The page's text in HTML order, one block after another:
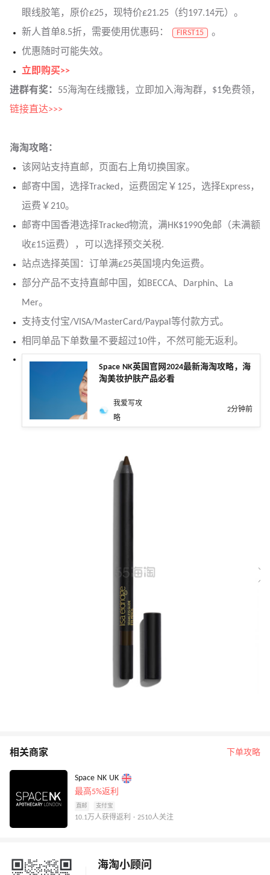
眼线胶笔，原价£25，现特价£21.25（约197.14元）。
新人首单8.5折，需要使用优惠码：
FIRST15
。
优惠随时可能失效。
立即购买>>
进群有奖： 55海淘在线撒钱，立即加入海淘群，$1免费领，
链接直达>>>
海淘攻略：
该网站支持直邮，页面右上角切换国家。
邮寄中国，选择Tracked，运费固定￥125，选择Express，
运费￥210。
邮寄中国香港选择Tracked物流，满HK$1990免邮（未满额
收£15运费），可以选择预交关税.
站点选择英国：订单满£25英国境内免运费。
部分产品不支持直邮中国，如BECCA、Darphin、La
Mer。
支持支付宝/VISA/MasterCard/Paypal等付款方式。
相同单品下单数量不要超过10件，不然可能无返利。
Space NK英国官网2024最新海淘攻略，海
淘美妆护肤产品必看
我爱写攻
略
2分钟前
相关商家 下单攻略
Space NK UK
最高5%返利
直邮 支付宝
10.1万人获得返利 · 2510人关注
海淘小顾问